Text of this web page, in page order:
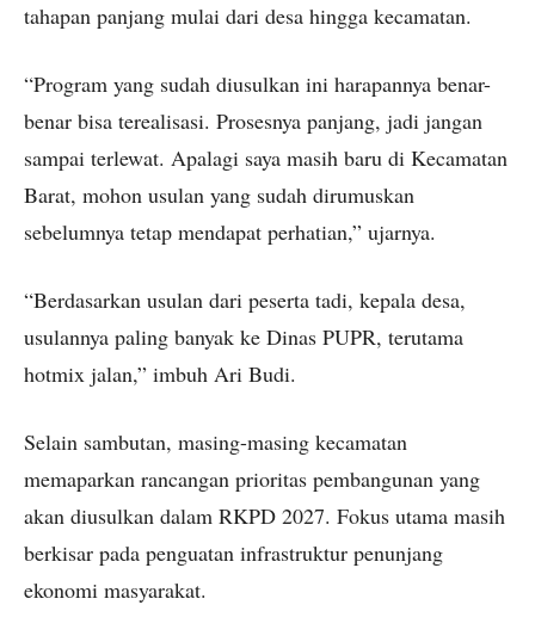
tahapan panjang mulai dari desa hingga kecamatan.
“Program yang sudah diusulkan ini harapannya benar-
benar bisa terealisasi. Prosesnya panjang, jadi jangan
sampai terlewat. Apalagi saya masih baru di Kecamatan
Barat, mohon usulan yang sudah dirumuskan
sebelumnya tetap mendapat perhatian,” ujarnya.
“Berdasarkan usulan dari peserta tadi, kepala desa,
usulannya paling banyak ke Dinas PUPR, terutama
hotmix jalan,” imbuh Ari Budi.
Selain sambutan, masing-masing kecamatan
memaparkan rancangan prioritas pembangunan yang
akan diusulkan dalam RKPD 2027. Fokus utama masih
berkisar pada penguatan infrastruktur penunjang
ekonomi masyarakat.